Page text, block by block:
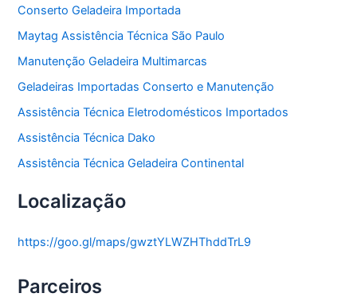
Conserto Geladeira Importada
Maytag Assistência Técnica São Paulo
Manutenção Geladeira Multimarcas
Geladeiras Importadas Conserto e Manutenção
Assistência Técnica Eletrodomésticos Importados
Assistência Técnica Dako
Assistência Técnica Geladeira Continental
Localização
https://goo.gl/maps/gwztYLWZHThddTrL9
Parceiros